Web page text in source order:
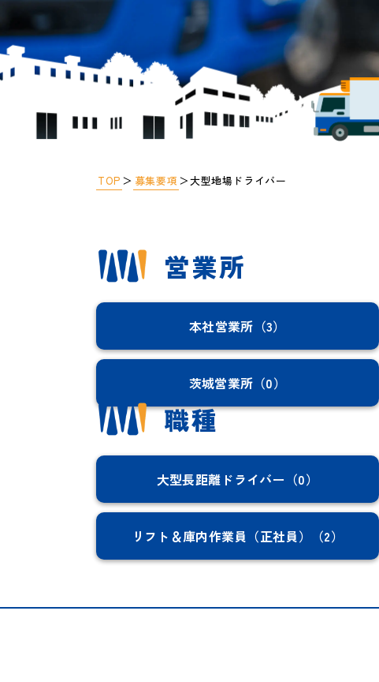
TOP ＞ 募集要項 ＞大型地場ドライバー
営業所
本社営業所（3）
茨城営業所（0）
職種
大型長距離ドライバー（0）
リフト＆庫内作業員（正社員）（2）